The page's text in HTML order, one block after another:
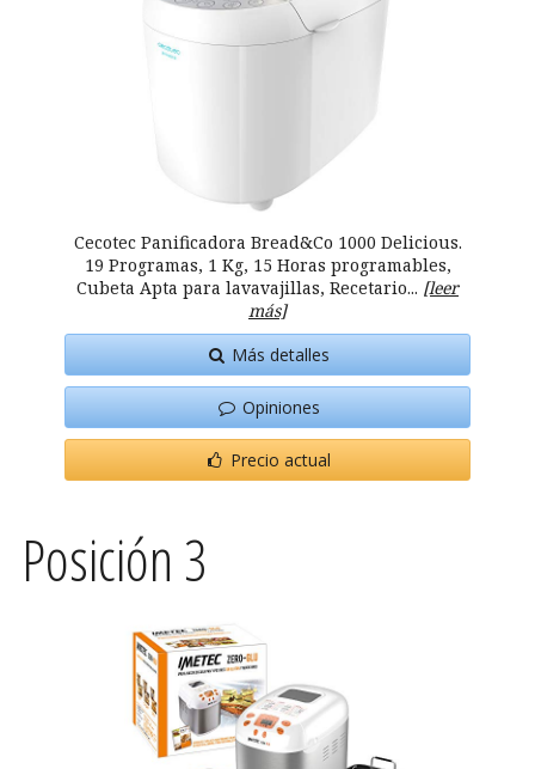
Cecotec Panificadora Bread&Co 1000 Delicious.
19 Programas, 1 Kg, 15 Horas programables,
Cubeta Apta para lavavajillas, Recetario... [leer
más]
Más detalles
Opiniones
Precio actual
Posición 3